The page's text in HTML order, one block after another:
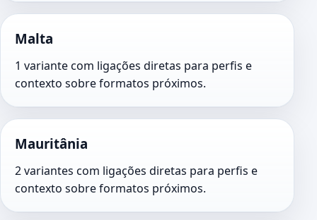
Malta
1 variante com ligações diretas para perfis e
contexto sobre formatos próximos.
Mauritânia
2 variantes com ligações diretas para perfis e
contexto sobre formatos próximos.